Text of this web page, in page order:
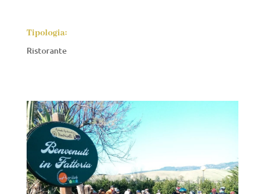
Tipologia:
Ristorante